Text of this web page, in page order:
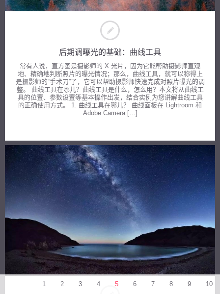
后期调曝光的基础：曲线工具
常有人说，直方图是摄影师的 X 光片，因为它能帮助摄影师直观
地、精确地判断照片的曝光情况；那么，曲线工具，就可以称得上
是摄影师的“手术刀”了，它可以帮助摄影师快速完成对照片曝光的调
整。 曲线工具在哪儿？曲线工具是什么，怎么用？本文将从曲线工
具的位置、参数设置等基本操作出发，结合实例为您讲解曲线工具
的正确使用方式。 1. 曲线工具在哪儿？ 曲线面板在 Lightroom 和
Adobe Camera […]
1 2 3 4 5 6 7 8 9 10